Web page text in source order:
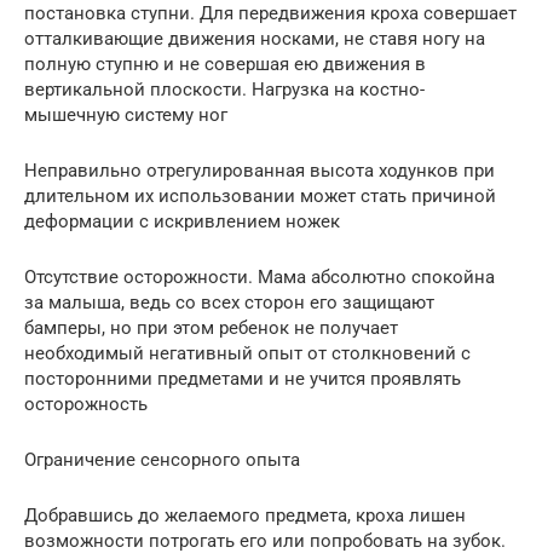
постановка ступни. Для передвижения кроха совершает
отталкивающие движения носками, не ставя ногу на
полную ступню и не совершая ею движения в
вертикальной плоскости. Нагрузка на костно-
мышечную систему ног
Неправильно отрегулированная высота ходунков при
длительном их использовании может стать причиной
деформации с искривлением ножек
Отсутствие осторожности. Мама абсолютно спокойна
за малыша, ведь со всех сторон его защищают
бамперы, но при этом ребенок не получает
необходимый негативный опыт от столкновений с
посторонними предметами и не учится проявлять
осторожность
Ограничение сенсорного опыта
Добравшись до желаемого предмета, кроха лишен
возможности потрогать его или попробовать на зубок.